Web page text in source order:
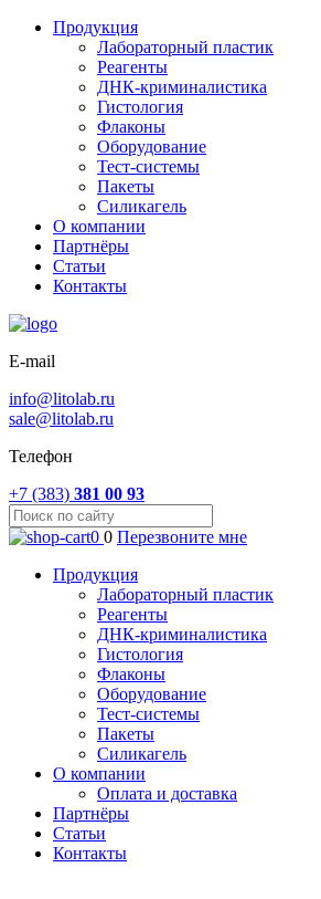
Продукция
Лабораторный пластик
Реагенты
ДНК-криминалистика
Гистология
Флаконы
Оборудование
Тест-системы
Пакеты
Силикагель
О компании
Партнёры
Статьи
Контакты
E-mail
info@litolab.ru
sale@litolab.ru
Телефон
+7 (383) 381 00 93
0 0 Перезвоните мне
Продукция
Лабораторный пластик
Реагенты
ДНК-криминалистика
Гистология
Флаконы
Оборудование
Тест-системы
Пакеты
Силикагель
О компании
Оплата и доставка
Партнёры
Статьи
Контакты